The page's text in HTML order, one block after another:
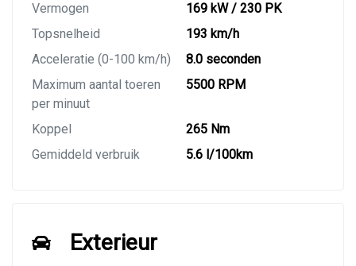
Vermogen
169 kW / 230 PK
Topsnelheid
193 km/h
Acceleratie (0-100 km/h)
8.0 seconden
Maximum aantal toeren
per minuut
5500 RPM
Koppel
265 Nm
Gemiddeld verbruik
5.6 l/100km
Exterieur